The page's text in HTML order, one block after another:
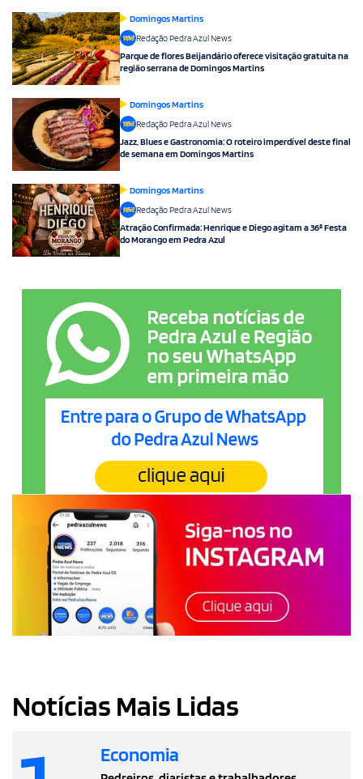
Domingos Martins
Redação Pedra Azul News
Parque de flores Beijandário oferece visitação gratuita na
região serrana de Domingos Martins
Domingos Martins
Redação Pedra Azul News
Jazz, Blues e Gastronomia: O roteiro imperdível deste final
de semana em Domingos Martins
Domingos Martins
Redação Pedra Azul News
Atração Confirmada: Henrique e Diego agitam a 36ª Festa
do Morango em Pedra Azul
Notícias Mais Lidas
Economia